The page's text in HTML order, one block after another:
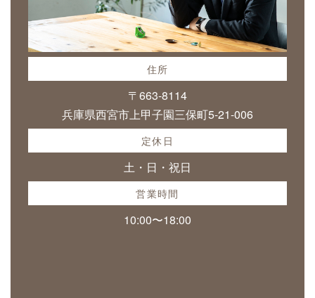
住所
〒663-8114
兵庫県西宮市上甲子園三保町5-21-006
定休日
土・日・祝日
営業時間
10:00〜18:00